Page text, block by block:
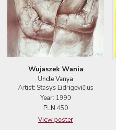
Wujaszek Wania
Uncle Vanya
Artist: Stasys Eidrigevičius
Year: 1990
PLN 450
View poster